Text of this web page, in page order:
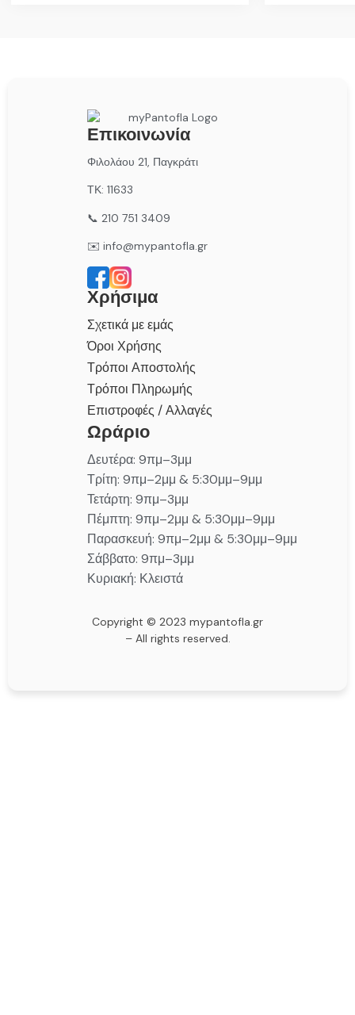
Επικοινωνία
Φιλολάου 21, Παγκράτι
ΤΚ: 11633
📞 210 751 3409
✉️ info@mypantofla.gr
Χρήσιμα
Σχετικά με εμάς
Όροι Χρήσης
Τρόποι Αποστολής
Τρόποι Πληρωμής
Επιστροφές / Αλλαγές
Ωράριο
Δευτέρα: 9πμ–3μμ
Τρίτη: 9πμ–2μμ & 5:30μμ–9μμ
Τετάρτη: 9πμ–3μμ
Πέμπτη: 9πμ–2μμ & 5:30μμ–9μμ
Παρασκευή: 9πμ–2μμ & 5:30μμ–9μμ
Σάββατο: 9πμ–3μμ
Κυριακή: Κλειστά
Copyright © 2023 mypantofla.gr
– All rights reserved.